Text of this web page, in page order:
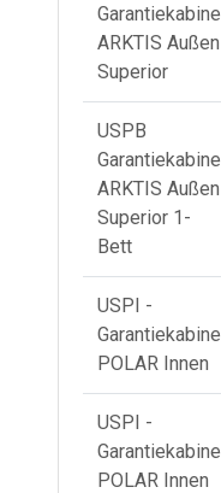
Garantiekabine
ARKTIS Außen
Superior
USPB
Garantiekabine
ARKTIS Außen
Superior 1-
Bett
USPI -
Garantiekabine
POLAR Innen
USPI -
Garantiekabine
POLAR Innen